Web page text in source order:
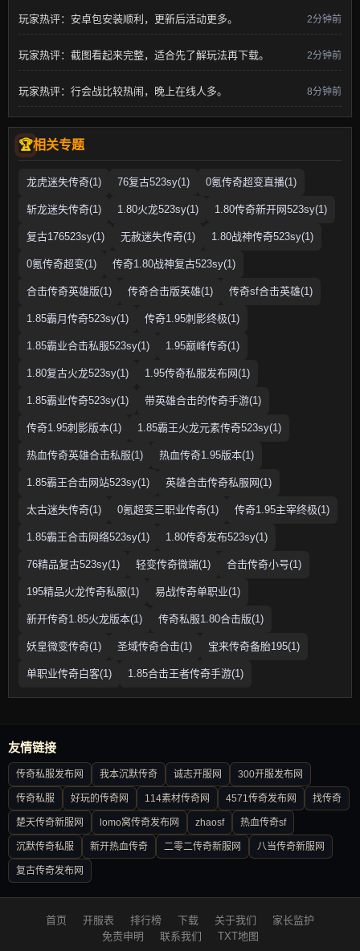
玩家热评：安卓包安装顺利，更新后活动更多。 2分钟前
玩家热评：截图看起来完整，适合先了解玩法再下载。 2分钟前
玩家热评：行会战比较热闹，晚上在线人多。 8分钟前
相关专题
龙虎迷失传奇(1) 76复古523sy(1) 0氪传奇超变直播(1)
斩龙迷失传奇(1) 1.80火龙523sy(1) 1.80传奇新开网523sy(1)
复古176523sy(1) 无赦迷失传奇(1) 1.80战神传奇523sy(1)
0氪传奇超变(1) 传奇1.80战神复古523sy(1)
合击传奇英雄版(1) 传奇合击版英雄(1) 传奇sf合击英雄(1)
1.85霸月传奇523sy(1) 传奇1.95刺影终极(1)
1.85霸业合击私服523sy(1) 1.95巅峰传奇(1)
1.80复古火龙523sy(1) 1.95传奇私服发布网(1)
1.85霸业传奇523sy(1) 带英雄合击的传奇手游(1)
传奇1.95刺影版本(1) 1.85霸王火龙元素传奇523sy(1)
热血传奇英雄合击私服(1) 热血传奇1.95版本(1)
1.85霸王合击网站523sy(1) 英雄合击传奇私服网(1)
太古迷失传奇(1) 0氪超变三职业传奇(1) 传奇1.95主宰终极(1)
1.85霸王合击网络523sy(1) 1.80传奇发布523sy(1)
76精品复古523sy(1) 轻变传奇微端(1) 合击传奇小号(1)
195精品火龙传奇私服(1) 易战传奇单职业(1)
新开传奇1.85火龙版本(1) 传奇私服1.80合击版(1)
妖皇微变传奇(1) 圣域传奇合击(1) 宝来传奇备胎195(1)
单职业传奇白客(1) 1.85合击王者传奇手游(1)
友情链接
传奇私服发布网 我本沉默传奇 诚志开服网 300开服发布网
传奇私服 好玩的传奇网 114素材传奇网 4571传奇发布网 找传奇
楚天传奇新服网 lomo窝传奇发布网 zhaosf 热血传奇sf
沉默传奇私服 新开热血传奇 二零二传奇新服网 八当传奇新服网
复古传奇发布网
首页 开服表 排行榜 下载 关于我们
家长监护
免责申明
联系我们 TXT地图